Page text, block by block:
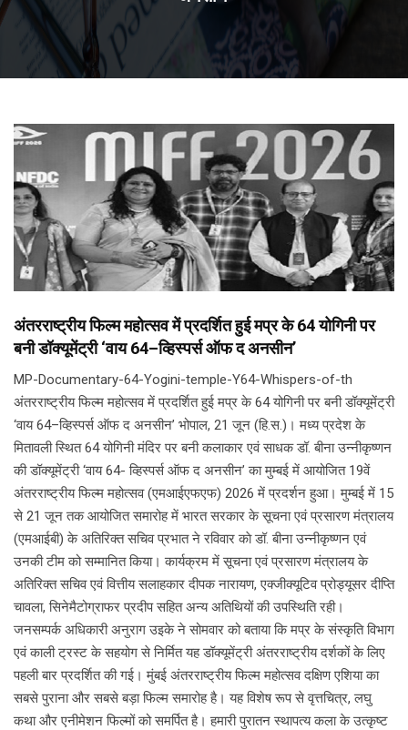
अंतरराष्ट्रीय फिल्म महोत्सव में प्रदर्शित हुई मप्र के 64 योगिनी पर
बनी डॉक्यूमेंट्री ‘वाय 64–व्हिस्पर्स ऑफ द अनसीन’
MP-Documentary-64-Yogini-temple-Y64-Whispers-of-th
अंतरराष्ट्रीय फिल्म महोत्सव में प्रदर्शित हुई मप्र के 64 योगिनी पर बनी डॉक्यूमेंट्री
‘वाय 64–व्हिस्पर्स ऑफ द अनसीन’ भोपाल, 21 जून (हि.स.)। मध्य प्रदेश के
मितावली स्थित 64 योगिनी मंदिर पर बनी कलाकार एवं साधक डॉ. बीना उन्नीकृष्णन
की डॉक्यूमेंट्री ‘वाय 64- व्हिस्पर्स ऑफ द अनसीन’ का मुम्बई में आयोजित 19वें
अंतरराष्ट्रीय फिल्म महोत्सव (एमआईएफएफ) 2026 में प्रदर्शन हुआ। मुम्बई में 15
से 21 जून तक आयोजित समारोह में भारत सरकार के सूचना एवं प्रसारण मंत्रालय
(एमआईबी) के अतिरिक्त सचिव प्रभात ने रविवार काे डॉ. बीना उन्नीकृष्णन एवं
उनकी टीम को सम्मानित किया। कार्यक्रम में सूचना एवं प्रसारण मंत्रालय के
अतिरिक्त सचिव एवं वित्तीय सलाहकार दीपक नारायण, एक्जीक्यूटिव प्रोड्यूसर दीप्ति
चावला, सिनेमैटोग्राफर प्रदीप सहित अन्य अतिथियों की उपस्थिति रही।
जनसम्पर्क अधिकारी अनुराग उइके ने सोमवार को बताया कि मप्र के संस्कृति विभाग
एवं काली ट्रस्ट के सहयोग से निर्मित यह डॉक्यूमेंट्री अंतरराष्ट्रीय दर्शकों के लिए
पहली बार प्रदर्शित की गई। मुंबई अंतरराष्ट्रीय फिल्म महोत्सव दक्षिण एशिया का
सबसे पुराना और सबसे बड़ा फिल्म समारोह है। यह विशेष रूप से वृत्तचित्र, लघु
कथा और एनीमेशन फिल्मों को समर्पित है। हमारी पुरातन स्थापत्य कला के उत्कृष्ट